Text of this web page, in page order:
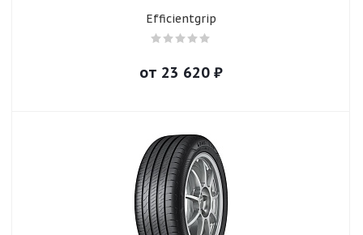
Efficientgrip
от 23 620₽